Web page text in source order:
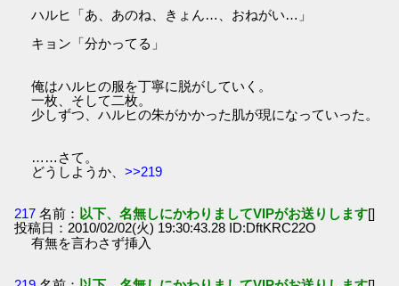
ハルヒ「あ、あのね、きょん…、おねがい…」
キョン「分かってる」
俺はハルヒの服を丁寧に脱がしていく。
一枚、そして二枚。
少しずつ、ハルヒの朱がかかった肌が現になっていった。
……さて。
どうしようか、>>219
217 名前： 以下、名無しにかわりましてVIPがお送りします[]
投稿日：2010/02/02(火) 19:30:43.28 ID:DftKRC22O
有無を言わさず挿入